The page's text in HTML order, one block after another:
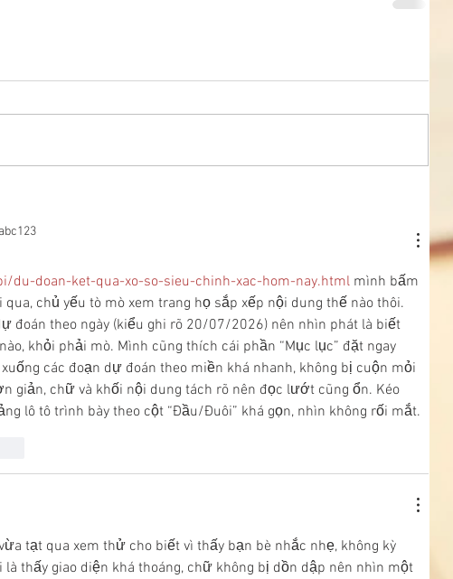
du-doan-ket-qua-xo-so-sieu-chinh-xac-hom-nay.html mình bấm
qua, chủ yếu tò mò xem trang họ sắp xếp nội dung thế nào thôi.
đoán theo ngày (kiểu ghi rõ 20/07/2026) nên nhìn phát là biết
khỏi phải mò. Mình cũng thích cái phần “Mục lục” đặt ngay
các đoạn dự đoán theo miền khá nhanh, không bị cuộn mỏi
giản, chữ và khối nội dung tách rõ nên đọc lướt cũng ổn. Kéo
lô tô trình bày theo cột “Đầu/Đuôi” khá gọn, nhìn không rối mắt.
tạt qua xem thử cho biết vì thấy bạn bè nhắc nhẹ, không kỳ
là thấy giao diện khá thoáng, chữ không bị dồn dập nên nhìn một